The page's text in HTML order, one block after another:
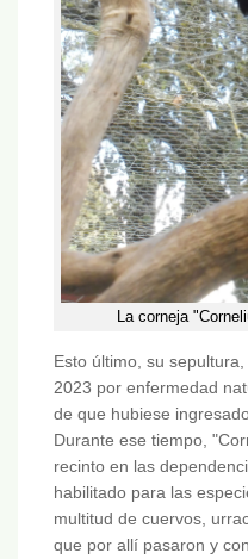
La corneja
Esto último, su
2023 por enfermedad
de que hubiese
Durante ese tiempo,
recinto en las
habilitado para las
multitud de cuervos,
que por allí pasaron y